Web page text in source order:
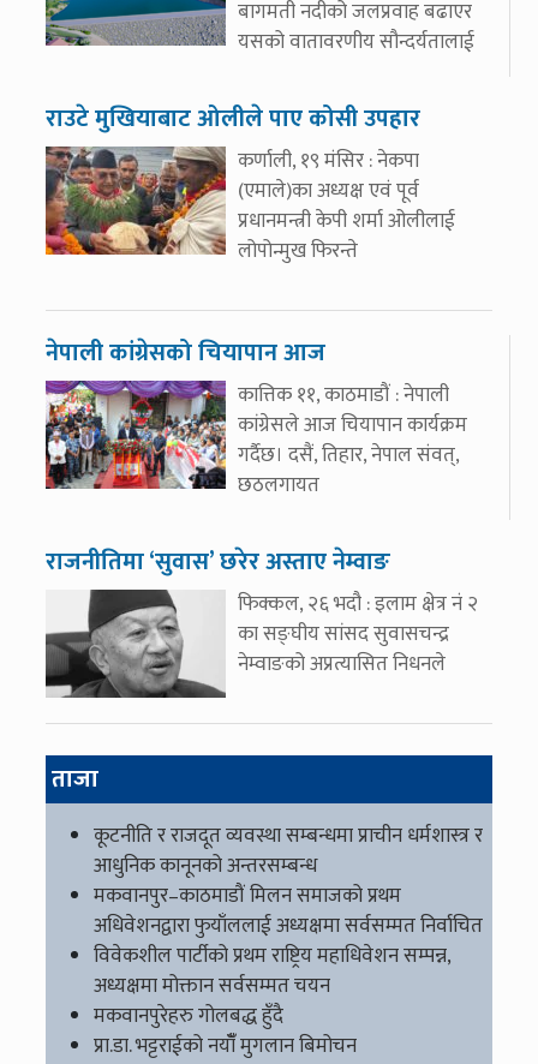
बागमती नदीको जलप्रवाह बढाएर
यसको वातावरणीय सौन्दर्यतालाई
राउटे मुखियाबाट ओलीले पाए कोसी उपहार
कर्णाली, १९ मंसिर : नेकपा
(एमाले)का अध्यक्ष एवं पूर्व
प्रधानमन्त्री केपी शर्मा ओलीलाई
लोपोन्मुख फिरन्ते
नेपाली कांग्रेसको चियापान आज
कात्तिक ११, काठमाडौं : नेपाली
कांग्रेसले आज चियापान कार्यक्रम
गर्दैछ। दसैं, तिहार, नेपाल संवत्,
छठलगायत
राजनीतिमा ‘सुवास’ छरेर अस्ताए नेम्वाङ
फिक्कल, २६ भदौ : इलाम क्षेत्र नं २
का सङ्घीय सांसद सुवासचन्द्र
नेम्वाङको अप्रत्यासित निधनले
ताजा
कूटनीति र राजदूत व्यवस्था सम्बन्धमा प्राचीन धर्मशास्त्र र
आधुनिक कानूनको अन्तरसम्बन्ध
मकवानपुर–काठमाडौं मिलन समाजको प्रथम
अधिवेशनद्वारा फुयाँललाई अध्यक्षमा सर्वसम्मत निर्वाचित
विवेकशील पार्टीको प्रथम राष्ट्रिय महाधिवेशन सम्पन्न,
अध्यक्षमा मोक्तान सर्वसम्मत चयन
मकवानपुरेहरु गोलबद्ध हुँदै
प्रा.डा. भट्टराईको नयाँँ मुगलान बिमोचन